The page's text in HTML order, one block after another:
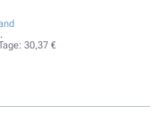
30,37 €